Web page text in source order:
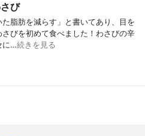
び
脂肪を減らす」と書いてあり、目を
びを初めて食べました！わさびの辛
に…続きを見る